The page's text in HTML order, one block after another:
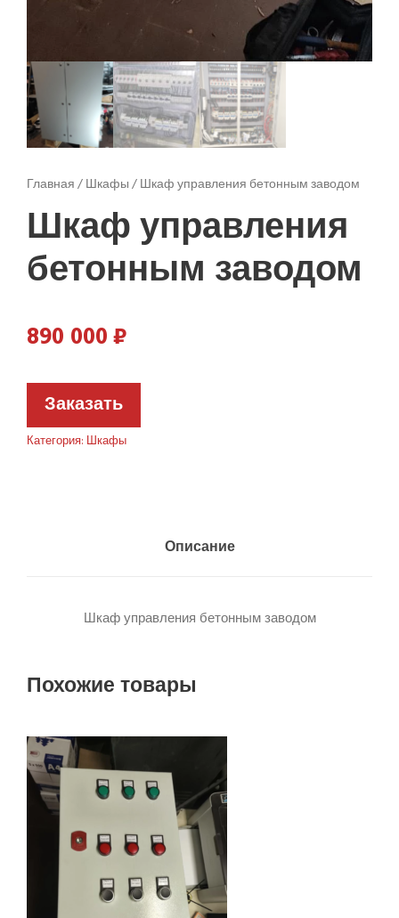
Главная/Шкафы/ Шкаф управления бетонным заводом
Шкаф управления
бетонным заводом
890 000₽
Заказать
Категория: Шкафы
Описание
Шкаф управления бетонным заводом
Похожие товары